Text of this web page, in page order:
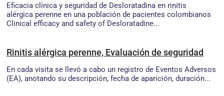
Eficacia clínica y seguridad de Desloratadina en rinitis
alérgica perenne en una población de pacientes colombianos
Clinical efficacy and safety of Desloratadine...
Rinitis alérgica perenne, Evaluación de seguridad
En cada visita se llevó a cabo un registro de Eventos Adversos
(EA), anotando su descripción, fecha de aparición, duración...